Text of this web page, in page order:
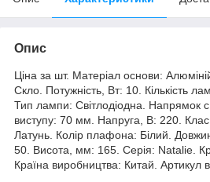
Опис
Ціна за шт. Матеріал основи:
Скло. Потужність, Вт: 10. Кількість
Тип лампи: Світлодіодна. Напрямок
виступу: 70 мм. Напруга, В: 220. Клас
Латунь. Колір плафона: Білий.
50. Висота, мм: 165. Серія: Natalie.
Країна виробництва: Китай. Артикул